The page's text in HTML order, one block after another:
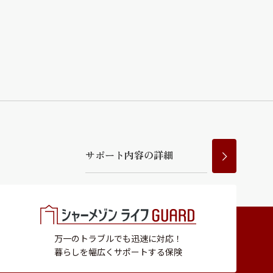
サポー ト内容の詳細
万一のトラブルでも迅速に対応！
暮らしを幅広くサポートする保険